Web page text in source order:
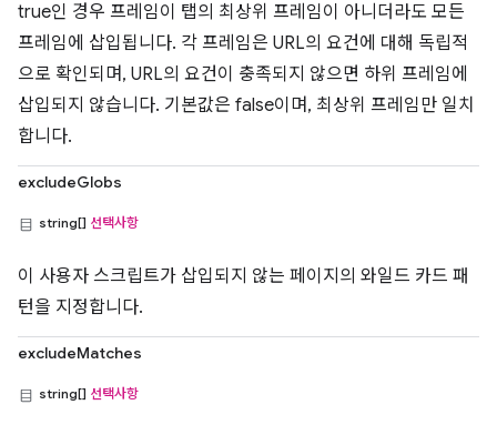
true인 경우 프레임이 탭의 최상위 프레임이 아니더라도 모든
프레임에 삽입됩니다. 각 프레임은 URL의 요건에 대해 독립적
으로 확인되며, URL의 요건이 충족되지 않으면 하위 프레임에
삽입되지 않습니다. 기본값은 false이며, 최상위 프레임만 일치
합니다.
excludeGlobs
string[] 선택사항
이 사용자 스크립트가 삽입되지 않는 페이지의 와일드 카드 패
턴을 지정합니다.
excludeMatches
string[] 선택사항